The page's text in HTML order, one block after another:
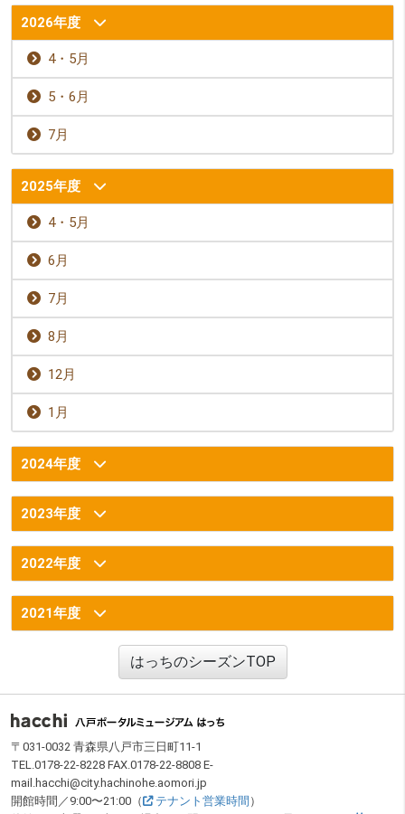
2026年度
4・5月
5・6月
7月
2025年度
4・5月
6月
7月
8月
12月
1月
2024年度
2023年度
2022年度
2021年度
はっちのシーズンTOP
フッター
〒031-0032 青森県八戸市三日町11-1
TEL.0178-22-8228 FAX.0178-22-8808 E-
mail.hacchi@city.hachinohe.aomori.jp
開館時間／9:00〜21:00（
テナント営業時間 ）